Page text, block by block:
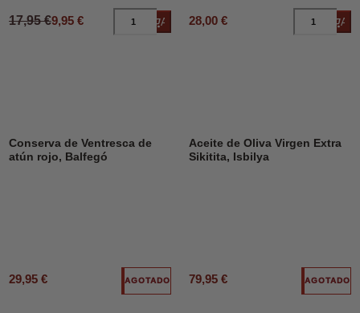
17,95 €9,95 € Añadir al carrito
28,00 €
Conserva de Ventresca de
atún rojo, Balfegó
29,95 € AGOTADO
Aceite de Oliva Virgen Extra
Sikitita, Isbilya
79,95 € AGOTADO